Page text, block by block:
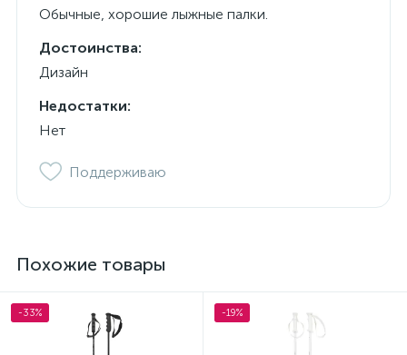
Обычные, хорошие лыжные палки.
Достоинства:
Дизайн
Недостатки:
Нет
Поддерживаю
Похожие товары
-33% -19%